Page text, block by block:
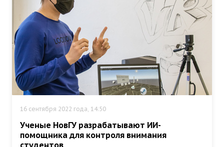
16 сентября 2022 года, 14:50
Ученые НовГУ разрабатывают ИИ-
помощника для контроля внимания